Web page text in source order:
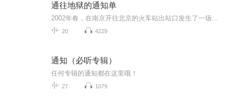
通往地狱的通知单
20 4229
通知（必听专辑）
任何专辑的通知都在这里哦！
27 1079